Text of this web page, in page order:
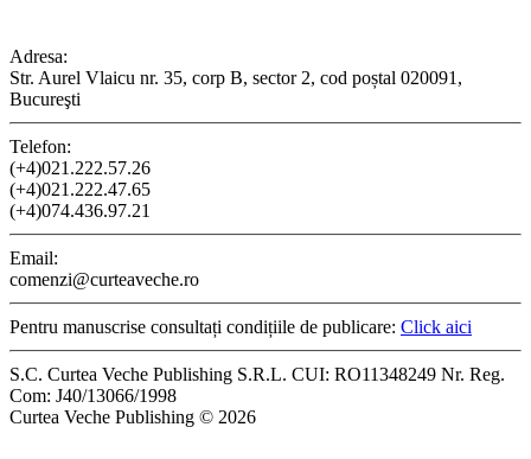
Adresa:
Str. Aurel Vlaicu nr. 35, corp B, sector 2, cod poștal 020091,
Bucureşti
Telefon:
(+4)021.222.57.26
(+4)021.222.47.65
(+4)074.436.97.21
Email:
comenzi@curteaveche.ro
Pentru manuscrise consultați condițiile de publicare: Click aici
S.C. Curtea Veche Publishing S.R.L. CUI: RO11348249 Nr. Reg.
Com: J40/13066/1998
Curtea Veche Publishing © 2026